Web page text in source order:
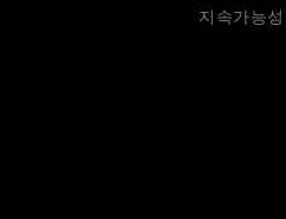
지속가능성